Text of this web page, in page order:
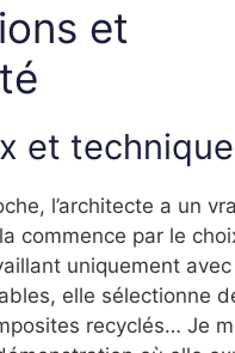
et
et
l’architecte a un
commence par le
uniquement
elle sélectionne
recyclés… Je